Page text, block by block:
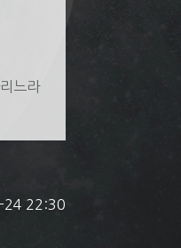
느라
24 22:30